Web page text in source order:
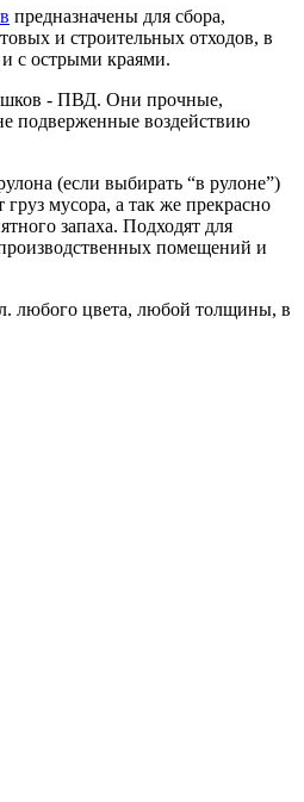
предназначены для сбора,
и строительных отходов, в
с острыми краями.
- ПВД. Они прочные,
подверженные воздействию
(если выбирать “в рулоне”)
груз мусора, а так же прекрасно
запаха. Подходят для
помещений и
любого цвета, любой толщины, в